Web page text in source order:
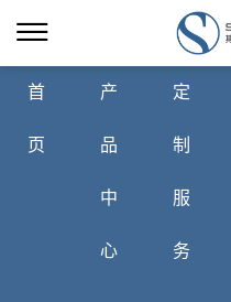
首
页
产
品
中
心
定
制
服
务